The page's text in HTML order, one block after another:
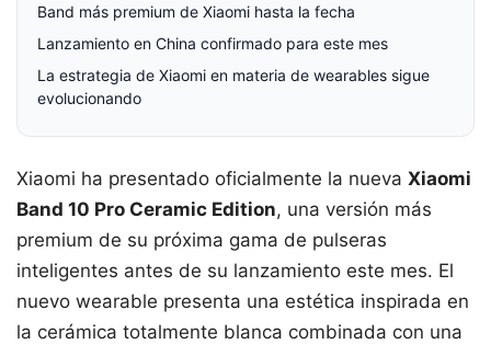
Band más premium de Xiaomi hasta la fecha
Lanzamiento en China confirmado para este mes
La estrategia de Xiaomi en materia de wearables sigue
evolucionando
Xiaomi ha presentado oficialmente la nueva Xiaomi
Band 10 Pro Ceramic Edition, una versión más
premium de su próxima gama de pulseras
inteligentes antes de su lanzamiento este mes. El
nuevo wearable presenta una estética inspirada en
la cerámica totalmente blanca combinada con una